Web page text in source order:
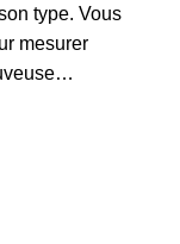
type. Vous
mesurer